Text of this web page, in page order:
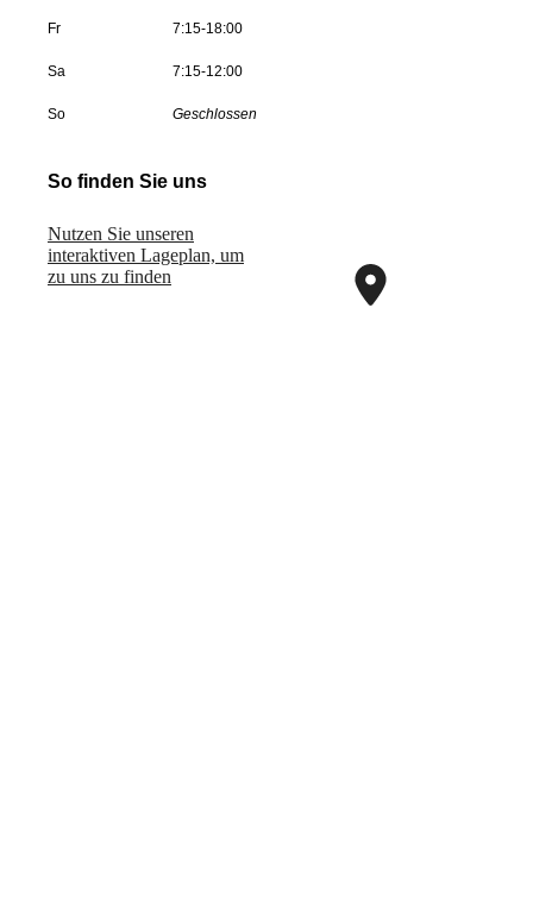
Fr 7:15-18:00
Sa 7:15-12:00
So Geschlossen
So finden Sie uns
Nutzen Sie unseren
interaktiven La­ge­plan, um
zu uns zu finden